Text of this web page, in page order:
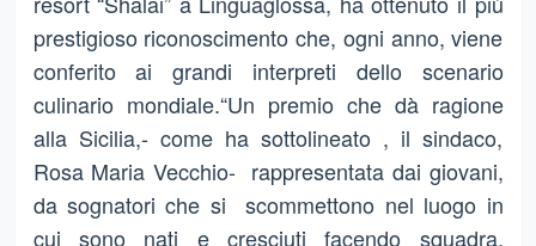
prestigioso riconoscimento che, ogni anno, viene
conferito ai grandi interpreti dello scenario
culinario mondiale.“Un premio che dà ragione
alla Sicilia,- come ha sottolineato , il sindaco,
Rosa Maria Vecchio- rappresentata dai giovani,
da sognatori che si scommettono nel luogo in
cui sono nati e cresciuti facendo squadra,